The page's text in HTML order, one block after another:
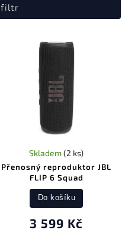
filtr
Přenosný reproduktor JBL
FLIP 6 Squad
Skladem(2 ks)
3 599 Kč
Do košíku